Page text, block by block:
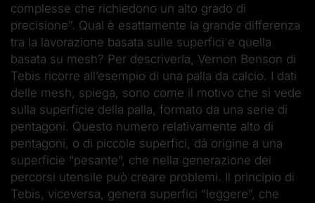
complesse che richiedono un alto grado di
precisione”. Qual è esattamente la grande differenza
tra la lavorazione basata sulle superfici e quella
basata su mesh? Per descriverla, Vernon Benson di
Tebis ricorre all’esempio di una palla da calcio. I dati
delle mesh, spiega, sono come il motivo che si vede
sulla superficie della palla, formato da una serie di
pentagoni. Questo numero relativamente alto di
pentagoni, o di piccole superfici, dà origine a una
superficie “pesante”, che nella generazione dei
percorsi utensile può creare problemi. Il principio di
Tebis, viceversa, genera superfici “leggere”, che